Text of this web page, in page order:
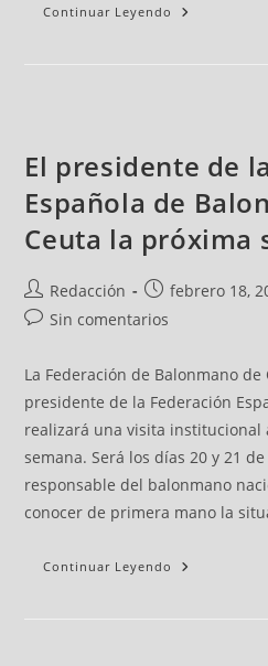
Continuar Leyendo
El presidente de
Española de
Ceuta la próxima
Redacción febrero 18,
Sin comentarios
La Federación de Balonmano
presidente de la Federación
realizará una visita institucional
semana. Será los días 20 y 21
responsable del balonmano
conocer de primera mano la
Continuar Leyendo